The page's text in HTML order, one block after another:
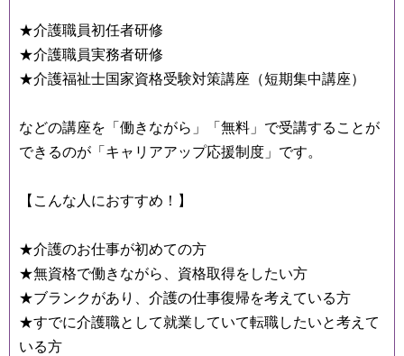
★介護職員初任者研修
★介護職員実務者研修
★介護福祉士国家資格受験対策講座（短期集中講座）
などの講座を「働きながら」「無料」で受講することが
できるのが「キャリアアップ応援制度」です。
【こんな人におすすめ！】
★介護のお仕事が初めての方
★無資格で働きながら、資格取得をしたい方
★ブランクがあり、介護の仕事復帰を考えている方
★すでに介護職として就業していて転職したいと考えて
いる方